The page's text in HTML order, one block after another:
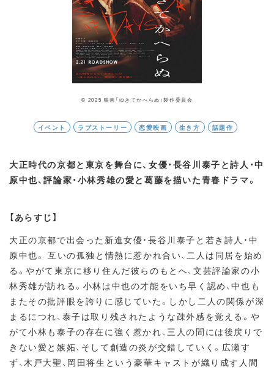
© 2025 映画「ゆきてかへらぬ」製作委員会
イベント ラブストーリー 恋愛映画 生き方 話題作
大正時代の京都と東京を舞台に、女優・長谷川泰子と詩人・中
原中也、評論家・小林秀雄の愛と葛藤を描いた青春ドラマ。
【あらすじ】
大正の京都で出会った新進女優・長谷川泰子と若き詩人・中
原中也。 互いの孤独と情熱に惹かれ合い、二人は同居を始め
る。やがて東京に移り住んだ彼らのもとへ、文芸評論家の小
林秀雄が訪れる。小林は中也の才能をいち早く認め、中也も
またその批評眼を誇りに感じていた。しかし二人の関係が深
まるにつれ、泰子は取り残されたような疎外感を覚える。や
がて小林も泰子の存在に強く惹かれ、三人の間には後戻りで
きない愛と嫉妬、そして創造の炎が交錯していく。広瀬す
ず、木戸大聖、岡田将生という豪華キャストが織り成す人間